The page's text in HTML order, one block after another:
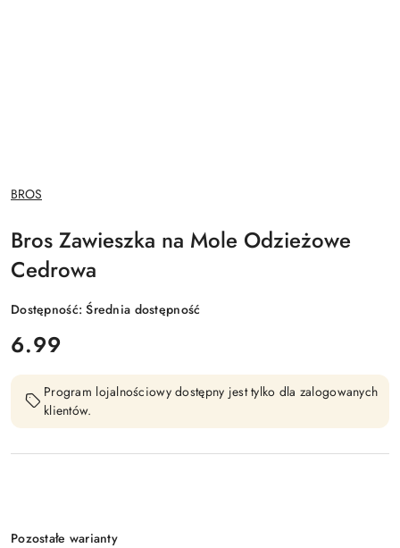
NAZWA
PRODUCENTA:
BROS
Bros Zawieszka na Mole Odzieżowe
Cedrowa
Dostępność:Średnia dostępność
cena:
6.99
Program lojalnościowy dostępny jest tylko dla zalogowanych
klientów.
Wariant
Pozostałe warianty